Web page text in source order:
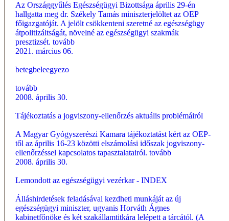
Az Országgyűlés Egészségügyi Bizottsága április 29-én
hallgatta meg dr. Székely Tamás miniszterjelöltet az OEP
főigazgatóját. A jelölt csökkenteni szeretné az egészségügy
átpolitizáltságát, növelné az egészségügyi szakmák
presztizsét. tovább
2021. március 06.
betegbeleegyezo
tovább
2008. április 30.
Tájékoztatás a jogviszony-ellenőrzés aktuális problémáiról
A Magyar Gyógyszerészi Kamara tájékoztatást kért az OEP-
től az április 16-23 közötti elszámolási időszak jogviszony-
ellenőrzéssel kapcsolatos tapasztalatairól. tovább
2008. április 30.
Lemondott az egészségügyi vezérkar - INDEX
Álláshirdetések feladásával kezdheti munkáját az új
egészségügyi miniszter, ugyanis Horváth Ágnes
kabinetfőnöke és két szakállamtitkára lelépett a tárcától. (A